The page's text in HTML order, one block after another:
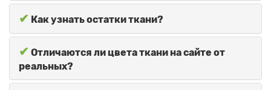
✔ Как узнать остатки ткани?
✔ Отличаются ли цвета ткани на сайте от
реальных?